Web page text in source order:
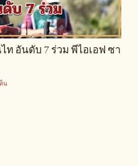
ท อันดับ 7 ร่วม พีไอเอฟ ซา
น